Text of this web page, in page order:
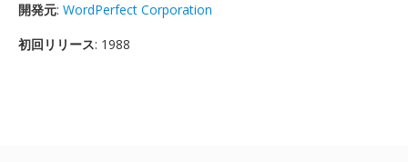
開発元: WordPerfect Corporation
初回リリース: 1988